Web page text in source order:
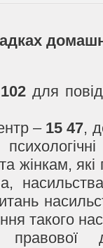
102для
– 15 47,
жінкам, які
такого
правової